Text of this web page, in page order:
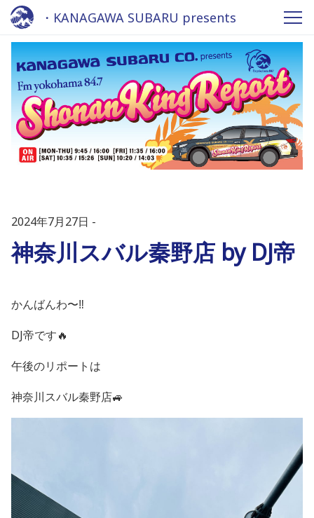
・KANAGAWA SUBARU presents
Shonan King REPORT 2024 - Fm
yokohama 84.7
2024年7月27日
神奈川スバル秦野店 by DJ帝
かんばんわ〜‼️
DJ帝です🔥
午後のリポートは
神奈川スバル秦野店🚙